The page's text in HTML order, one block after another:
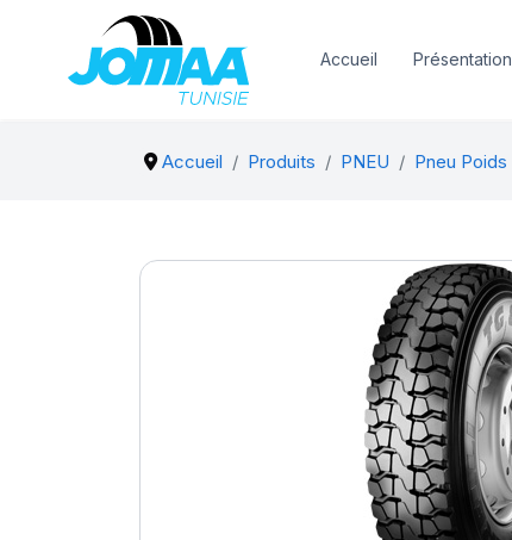
Accueil Présentation
Accueil Produits PNEU Pneu